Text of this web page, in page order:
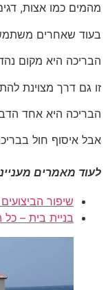
מהמים כמו אצות,
בעוד שאחרים
הבריכה היא מקום
זו גם דרך מצוינת
הבריכה היא אחד
אבל איסוף חול
לעוד מאמרים
שיפור
בניית בית –